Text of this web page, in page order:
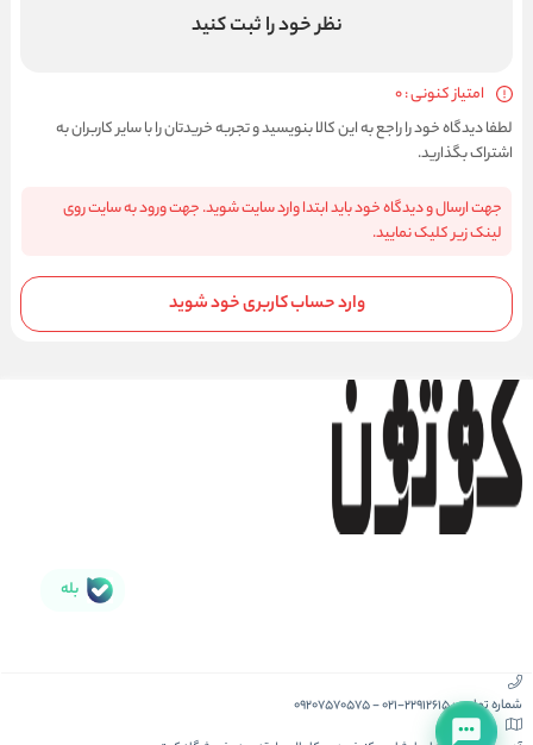
نظر خود را ثبت کنید
امتیاز کنونی : 0
لطفا دیدگاه خود را راجع به این کالا بنویسید و تجربه خریدتان را با سایر کاربران به
اشتراک بگذارید.
جهت ارسال و دیدگاه خود باید ابتدا وارد سایت شوید. جهت ورود به سایت روی
لینک زیر کلیک نمایید.
وارد حساب کاربری خود شوید
بله
شماره تماس :021-22912615
-
09207570575